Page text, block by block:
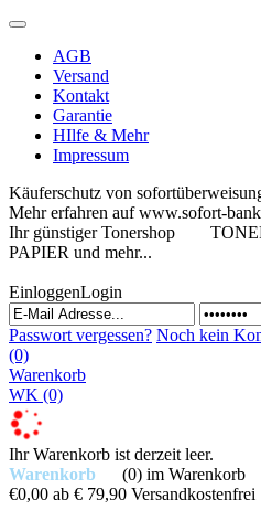
AGB
Versand
Kontakt
Garantie
HIlfe & Mehr
Impressum
Käuferschutz von
Mehr erfahren auf www.sofort-
Ihr günstiger Tonershop TONER
PAPIER und mehr...
EinloggenLogin
Passwort vergessen? Noch kein
(0)
Warenkorb
WK (0)
Ihr Warenkorb ist derzeit leer.
Warenkorb
(0) im Warenkorb
€0,00 ab € 79,90 Versandkostenfrei